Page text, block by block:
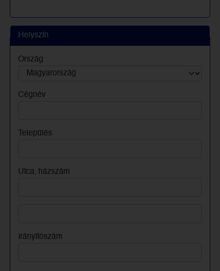
Helyszín
Ország
Cégnév
Település
Utca, házszám
Irányítószám